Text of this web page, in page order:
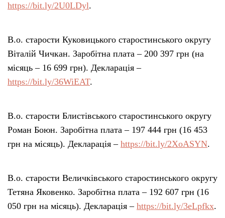
https://bit.ly/2U0LDyl.
В.о. старости Куковицького старостинського округу
Віталій Чичкан. Заробітна плата – 200 397 грн (на
місяць – 16 699 грн). Декларація –
https://bit.ly/36WiEAT.
В.о. старости Блистівського старостинського округу
Роман Боюн. Заробітна плата – 197 444 грн (16 453
грн на місяць). Декларація – https://bit.ly/2XoASYN.
В.о. старости Величківського старостинського округу
Тетяна Яковенко. Заробітна плата – 192 607 грн (16
050 грн на місяць). Декларація – https://bit.ly/3eLpfkx.